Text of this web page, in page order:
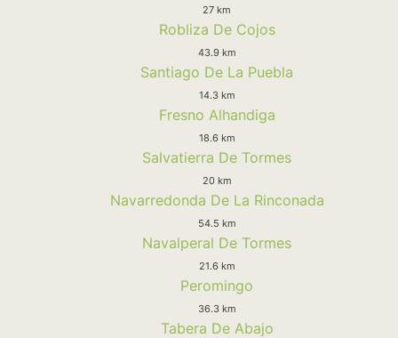
27 km
Robliza De Cojos
43.9 km
Santiago De La Puebla
14.3 km
Fresno Alhandiga
18.6 km
Salvatierra De Tormes
20 km
Navarredonda De La Rinconada
54.5 km
Navalperal De Tormes
21.6 km
Peromingo
36.3 km
Tabera De Abajo